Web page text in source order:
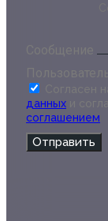
данных
соглашением
Отправить